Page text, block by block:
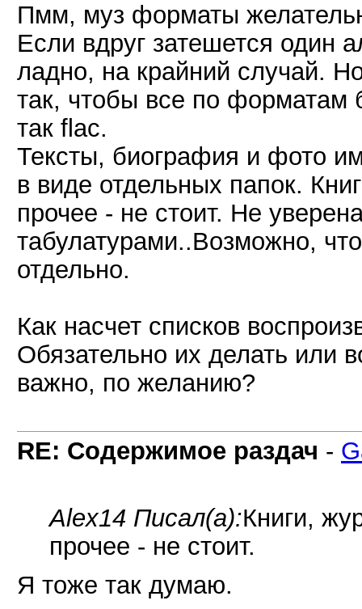
Пмм, муз форматы
Если вдруг затешется один
ладно, на крайний случай.
так, чтобы все по форматам
так flac.
Тексты, биография и фото
в виде отдельных папок.
прочее - не стоит. Не
табулатурами..Возможно,
отдельно.
Как насчет списков
Обязательно их делать или
важно, по желанию?
RE: Содержимое раздач -
Alex14 Писал(а):Книги,
прочее - не стоит.
Я тоже так думаю.